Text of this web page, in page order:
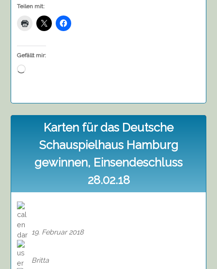
Teilen mit:
Gefällt mir:
Wird
Karten für das Deutsche
Schauspielhaus Hamburg
gewinnen, Einsendeschluss
28.02.18
19. Februar 2018
Britta